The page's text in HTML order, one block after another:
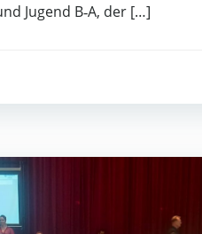
Jugend B‑A, der […]